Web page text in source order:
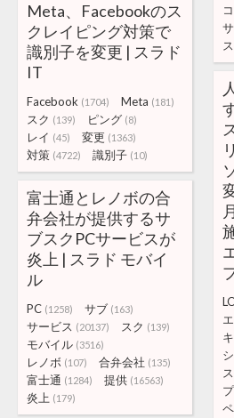
Meta、Facebookのス
クレイピング対策で
識別子を変更 | スラド
IT
Facebook (1704) Meta (181)
スク (139) ピング (8)
レイ (45) 変更 (1363)
対策 (4722) 識別子 (10)
富士通とレノボの合
弁会社が提供するサ
ブスクPCサービスが
炎上 | スラド モバイ
ル
PC (1258) サブ (163)
サービス (20137) スク (139)
モバイル (3516)
レノボ (107) 合弁会社 (135)
富士通 (1284) 提供 (16563)
炎上 (179)